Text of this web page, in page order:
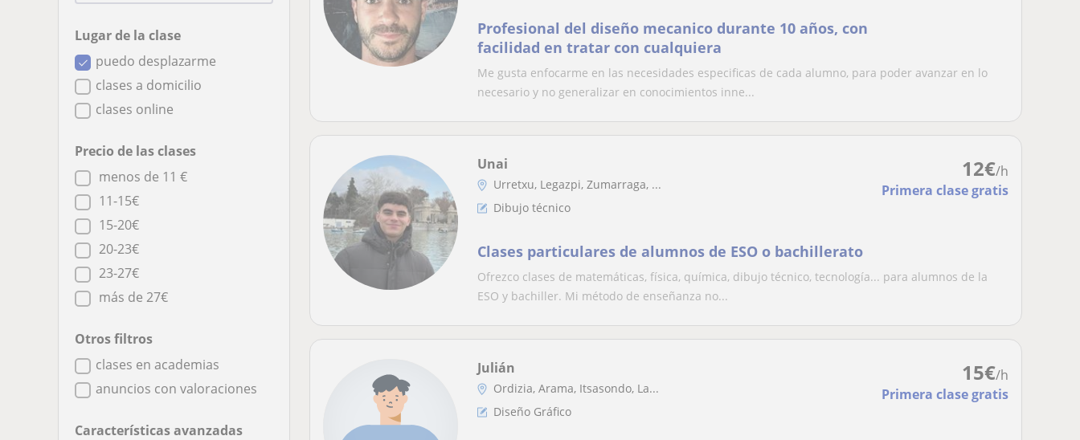
Lugar de la clase
puedo desplazarme
clases a domicilio
clases online
Precio de las clases
menos de 11 €
11-15€
15-20€
20-23€
23-27€
más de 27€
Otros filtros
clases en academias
anuncios con valoraciones
Características avanzadas
Profesional del diseño mecanico durante 10 años, con
facilidad en tratar con cualquiera
Me gusta enfocarme en las necesidades especificas de cada alumno, para poder avanzar en lo
necesario y no generalizar en conocimientos inne...
12€/h
Primera clase gratis
Unai
Urretxu, Legazpi, Zumarraga, ...
Dibujo técnico
Clases particulares de alumnos de ESO o bachillerato
Ofrezco clases de matemáticas, física, química, dibujo técnico, tecnología... para alumnos de la
ESO y bachiller. Mi método de enseñanza no...
15€/h
Primera clase gratis
Julián
Ordizia, Arama, Itsasondo, La...
Diseño Gráfico